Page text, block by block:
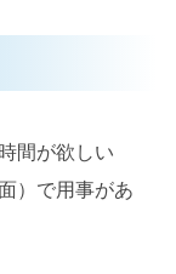
間が欲しい
）で用事があ